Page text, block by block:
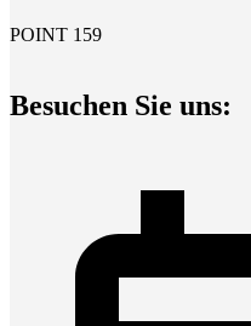
POINT 159
Besuchen Sie uns: